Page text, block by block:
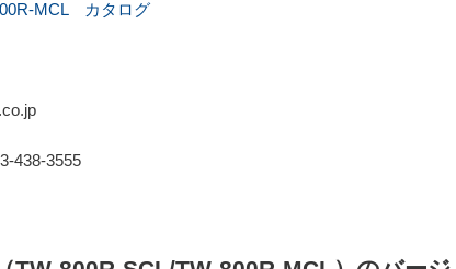
MCL カタログ
438-3555